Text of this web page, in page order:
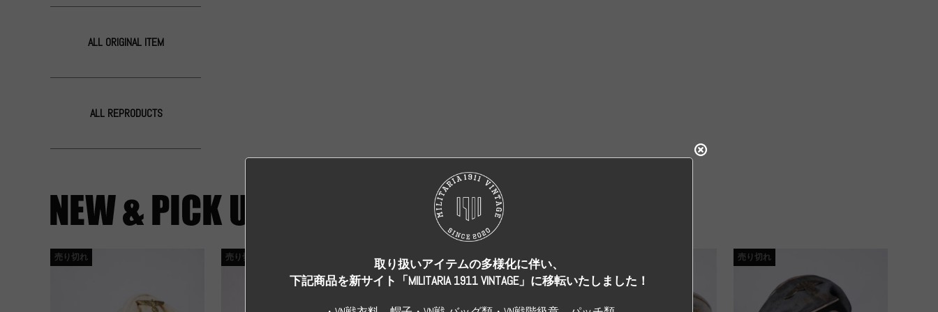
ALL ORIGINAL ITEM
ALL REPRODUCTS
売り切れ 売り切れ 売り切れ 売り切れ
取り扱いアイテムの多様化に伴い、
下記商品を新サイト「MILITARIA 1911 VINTAGE」に移転いたしました！